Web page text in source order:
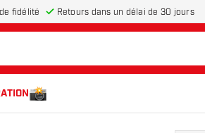
fidélité Retours dans un délai de 30 jours